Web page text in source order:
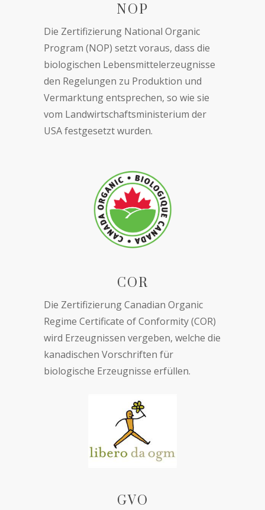
NOP
Die Zertifizierung National Organic
Program (NOP) setzt voraus, dass die
biologischen Lebensmittelerzeugnisse
den Regelungen zu Produktion und
Vermarktung entsprechen, so wie sie
vom Landwirtschaftsministerium der
USA festgesetzt wurden.
COR
Die Zertifizierung Canadian Organic
Regime Certificate of Conformity (COR)
wird Erzeugnissen vergeben, welche die
kanadischen Vorschriften für
biologische Erzeugnisse erfüllen.
GVO